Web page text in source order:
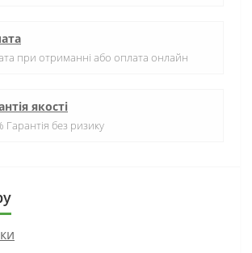
при отриманні або оплата онлайн
якості
Гарантія без ризику